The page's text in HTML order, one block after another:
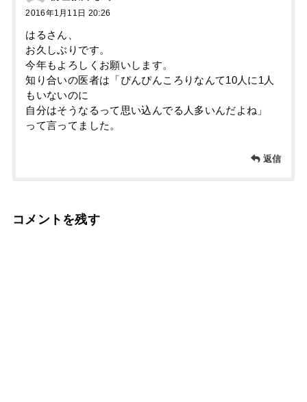
2016年1月11日 20:26
はるさん、
お久しぶりです。
今年もよろしくお願いします。
知り合いの医者は「ぴんぴんころりなんて10人に1人
もいないのに
自分はそうなるって思い込んでる人多いんだよね」
って言ってました。
返信
コメントを残す